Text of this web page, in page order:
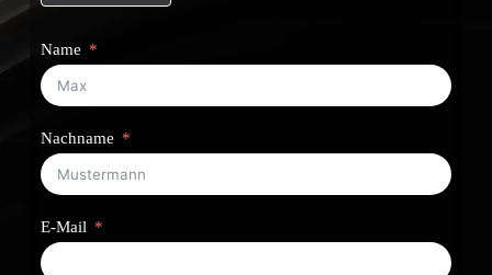
Name
Nachname
E-Mail